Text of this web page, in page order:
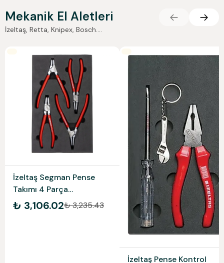
Mekanik El Aletleri
İzeltaş, Retta, Knipex, Bosch....
İzeltaş Segman Pense
Takımı 4 Parça
3335001004
₺ 3,106.02₺ 3,235.43
İzeltaş Pense Kontrol